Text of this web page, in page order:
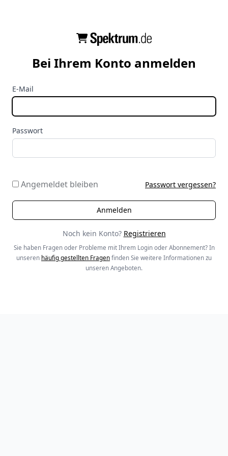
Bei Ihrem Konto anmelden
E-Mail
Passwort
Angemeldet bleiben Passwort vergessen?
Noch kein Konto? Registrieren
Sie haben Fragen oder Probleme mit Ihrem Login oder Abonnement? In
unseren häufig gestellten Fragen finden Sie weitere Informationen zu
unseren Angeboten.